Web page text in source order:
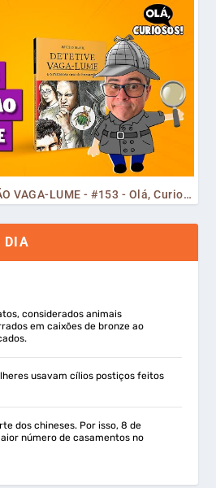
MEMÓRIAS DA COLEÇÃO VAGA-LUME - #153 - Olá, Curiosos! 2023
DIA
considerados animais
em caixões de bronze ao
usavam cílios postiços feitos
dos chineses. Por isso, 8 de
número de casamentos no